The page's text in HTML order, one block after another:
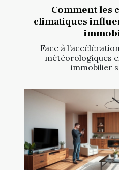
Comment les
climatiques
Face à
météorologiques
immobilier